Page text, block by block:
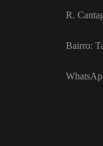
R.
Bairro: